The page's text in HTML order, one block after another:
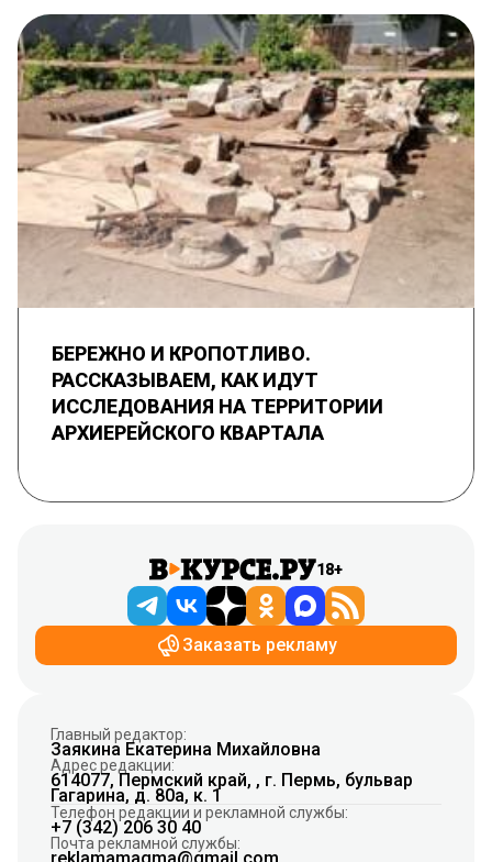
БЕРЕЖНО И КРОПОТЛИВО.
РАССКАЗЫВАЕМ, КАК ИДУТ
ИССЛЕДОВАНИЯ НА ТЕРРИТОРИИ
АРХИЕРЕЙСКОГО КВАРТАЛА
18+
Заказать рекламу
Главный редактор:
Заякина Екатерина Михайловна
Адрес редакции:
614077, Пермский край, , г. Пермь, бульвар
Гагарина, д. 80а, к. 1
Телефон редакции и рекламной службы:
+7 (342) 206 30 40
Почта рекламной службы:
reklamamagma@gmail.com